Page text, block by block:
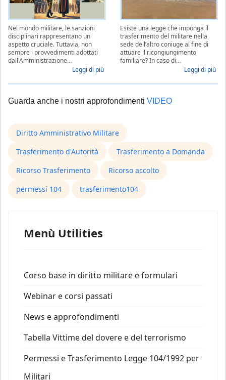
Nel mondo militare, le sanzioni
disciplinari rappresentano un
aspetto cruciale. Tuttavia, non
sempre i provvedimenti adottati
dall'Amministrazione…
Leggi di più
Esiste una legge che imponga il
trasferimento del militare nella
sede dell’altro coniuge al fine di
attuare il ricongiungimento
familiare? In caso di…
Leggi di più
Guarda anche i nostri approfondimenti VIDEO
Diritto Amministrativo Militare
Trasferimento d'Autorità
Trasferimento a Domanda
Ricorso Trasferimento
Ricorso accolto
permessi 104
trasferimento104
Menù Utilities
Corso base in diritto militare e formulari
Webinar e corsi passati
News e approfondimenti
Tabella Vittime del dovere e del terrorismo
Permessi e Trasferimento Legge 104/1992 per
Militari